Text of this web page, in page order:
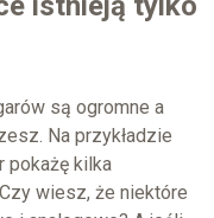
są ogromne a
Na przykładzie
pokażę kilka
wiesz, że niektóre